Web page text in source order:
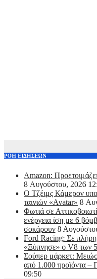
ΡΟΗ ΕΙΔΗΣΕΩΝ
Amazon:
8 Αυγούστου, 2026
Ο Τζέιμς Κάμερον
ταινιών «Avatar» 8
Φωτιά σε
ενέργεια ίση με 6
σοκάρουν 8
Ford Racing: Σε πλήρη
«Ξύπνησε» ο V8 των
Σούπερ μάρκετ:
από 1.000 προϊόντα –
09:50